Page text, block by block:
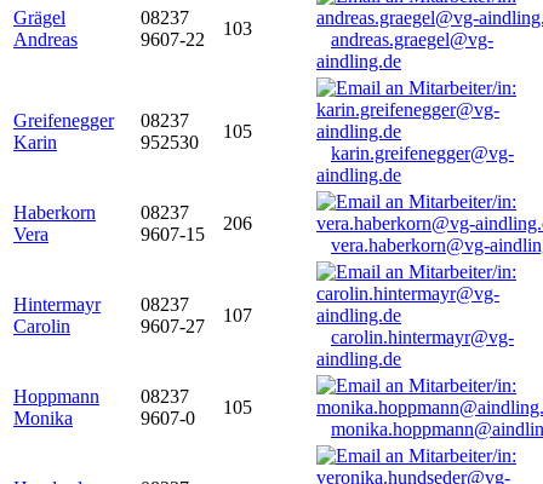
Grägel
Andreas
08237
9607-22
103
andreas.graegel@vg-
aindling.de
Greifenegger
Karin
08237
952530
105
karin.greifenegger@vg-
aindling.de
Haberkorn
Vera
08237
9607-15
206
vera.haberkorn@vg-
Hintermayr
Carolin
08237
9607-27
107
carolin.hintermayr@vg-
aindling.de
Hoppmann
Monika
08237
9607-0
105